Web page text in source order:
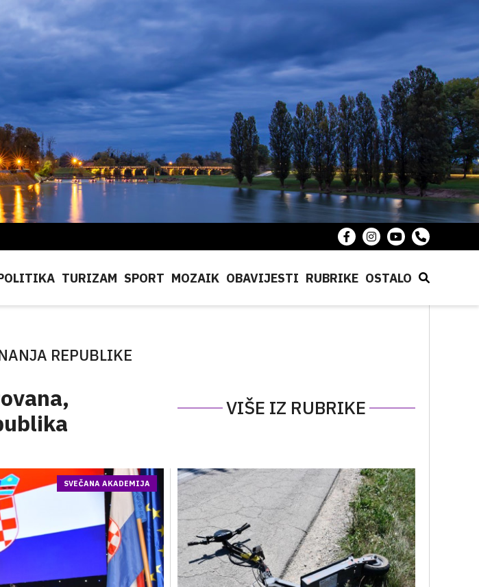
TURIZAM SPORT MOZAIK OBAVIJESTI RUBRIKE OSTALO
REPUBLIKE
VIŠE IZ RUBRIKE
SVEČANA AKADEMIJA